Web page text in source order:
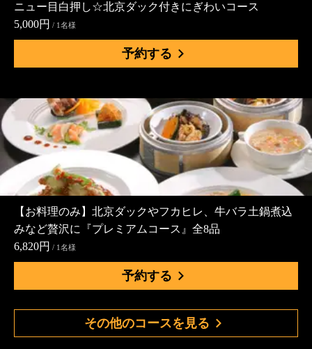
ニュー目白押し☆北京ダック付きにぎわいコース
5,000円 / 1名様
予約する
【お料理のみ】北京ダックやフカヒレ、牛バラ土鍋煮込
みなど贅沢に『プレミアムコース』全8品
6,820円 / 1名様
予約する
その他のコースを見る